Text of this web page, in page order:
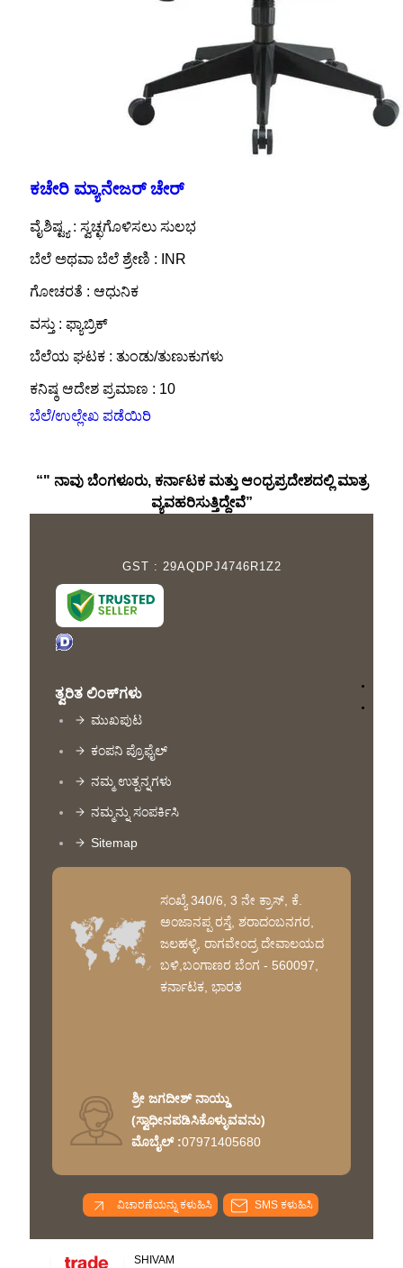
ಕಚೇರಿ ಮ್ಯಾನೇಜರ್ ಚೇರ್
ವೈಶಿಷ್ಟ್ಯ : ಸ್ವಚ್ಛಗೊಳಿಸಲು ಸುಲಭ
ಬೆಲೆ ಅಥವಾ ಬೆಲೆ ಶ್ರೇಣಿ : INR
ಗೋಚರತೆ : ಆಧುನಿಕ
ವಸ್ತು : ಫ್ಯಾಬ್ರಿಕ್
ಬೆಲೆಯ ಘಟಕ : ತುಂಡು/ತುಣುಕುಗಳು
ಕನಿಷ್ಠ ಆದೇಶ ಪ್ರಮಾಣ : 10
ಬೆಲೆ/ಉಲ್ಲೇಖ ಪಡೆಯಿರಿ
“" ನಾವು ಬೆಂಗಳೂರು, ಕರ್ನಾಟಕ ಮತ್ತು ಆಂಧ್ರಪ್ರದೇಶದಲ್ಲಿ ಮಾತ್ರ
ವ್ಯವಹರಿಸುತ್ತಿದ್ದೇವೆ”
GST : 29AQDPJ4746R1Z2
ತ್ವರಿತ ಲಿಂಕ್‌ಗಳು
ಮುಖಪುಟ
ಕಂಪನಿ ಪ್ರೊಫೈಲ್
ನಮ್ಮ ಉತ್ಪನ್ನಗಳು
ನಮ್ಮನ್ನು ಸಂಪರ್ಕಿಸಿ
Sitemap
ಸಂಖ್ಯೆ 340/6, 3 ನೇ ಕ್ರಾಸ್, ಕೆ.
ಅಂಜಾನಪ್ಪ ರಸ್ತೆ, ಶರಾದಂಬನಗರ,
ಜಲಹಳ್ಳಿ, ರಾಗವೇಂದ್ರ ದೇವಾಲಯದ
ಬಳಿ,ಬಂಗಾಣರ ಬೆಂಗ - 560097,
ಕರ್ನಾಟಕ, ಭಾರತ
ಶ್ರೀ ಜಗದೀಶ್ ನಾಯ್ಡು
(ಸ್ವಾಧೀನಪಡಿಸಿಕೊಳ್ಳುವವನು)
ಮೊಬೈಲ್ :07971405680
ವಿಚಾರಣೆಯನ್ನು ಕಳುಹಿಸಿ SMS ಕಳುಹಿಸಿ
SHIVAM